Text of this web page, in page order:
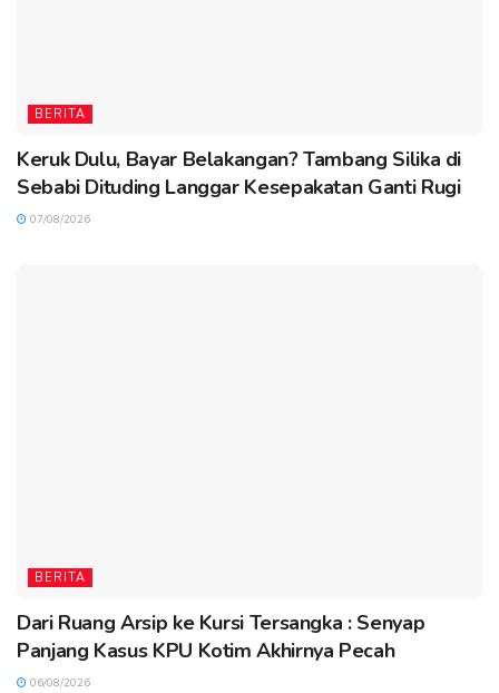
BERITA
Keruk Dulu, Bayar Belakangan? Tambang Silika di
Sebabi Dituding Langgar Kesepakatan Ganti Rugi
07/08/2026
BERITA
Dari Ruang Arsip ke Kursi Tersangka : Senyap
Panjang Kasus KPU Kotim Akhirnya Pecah
06/08/2026